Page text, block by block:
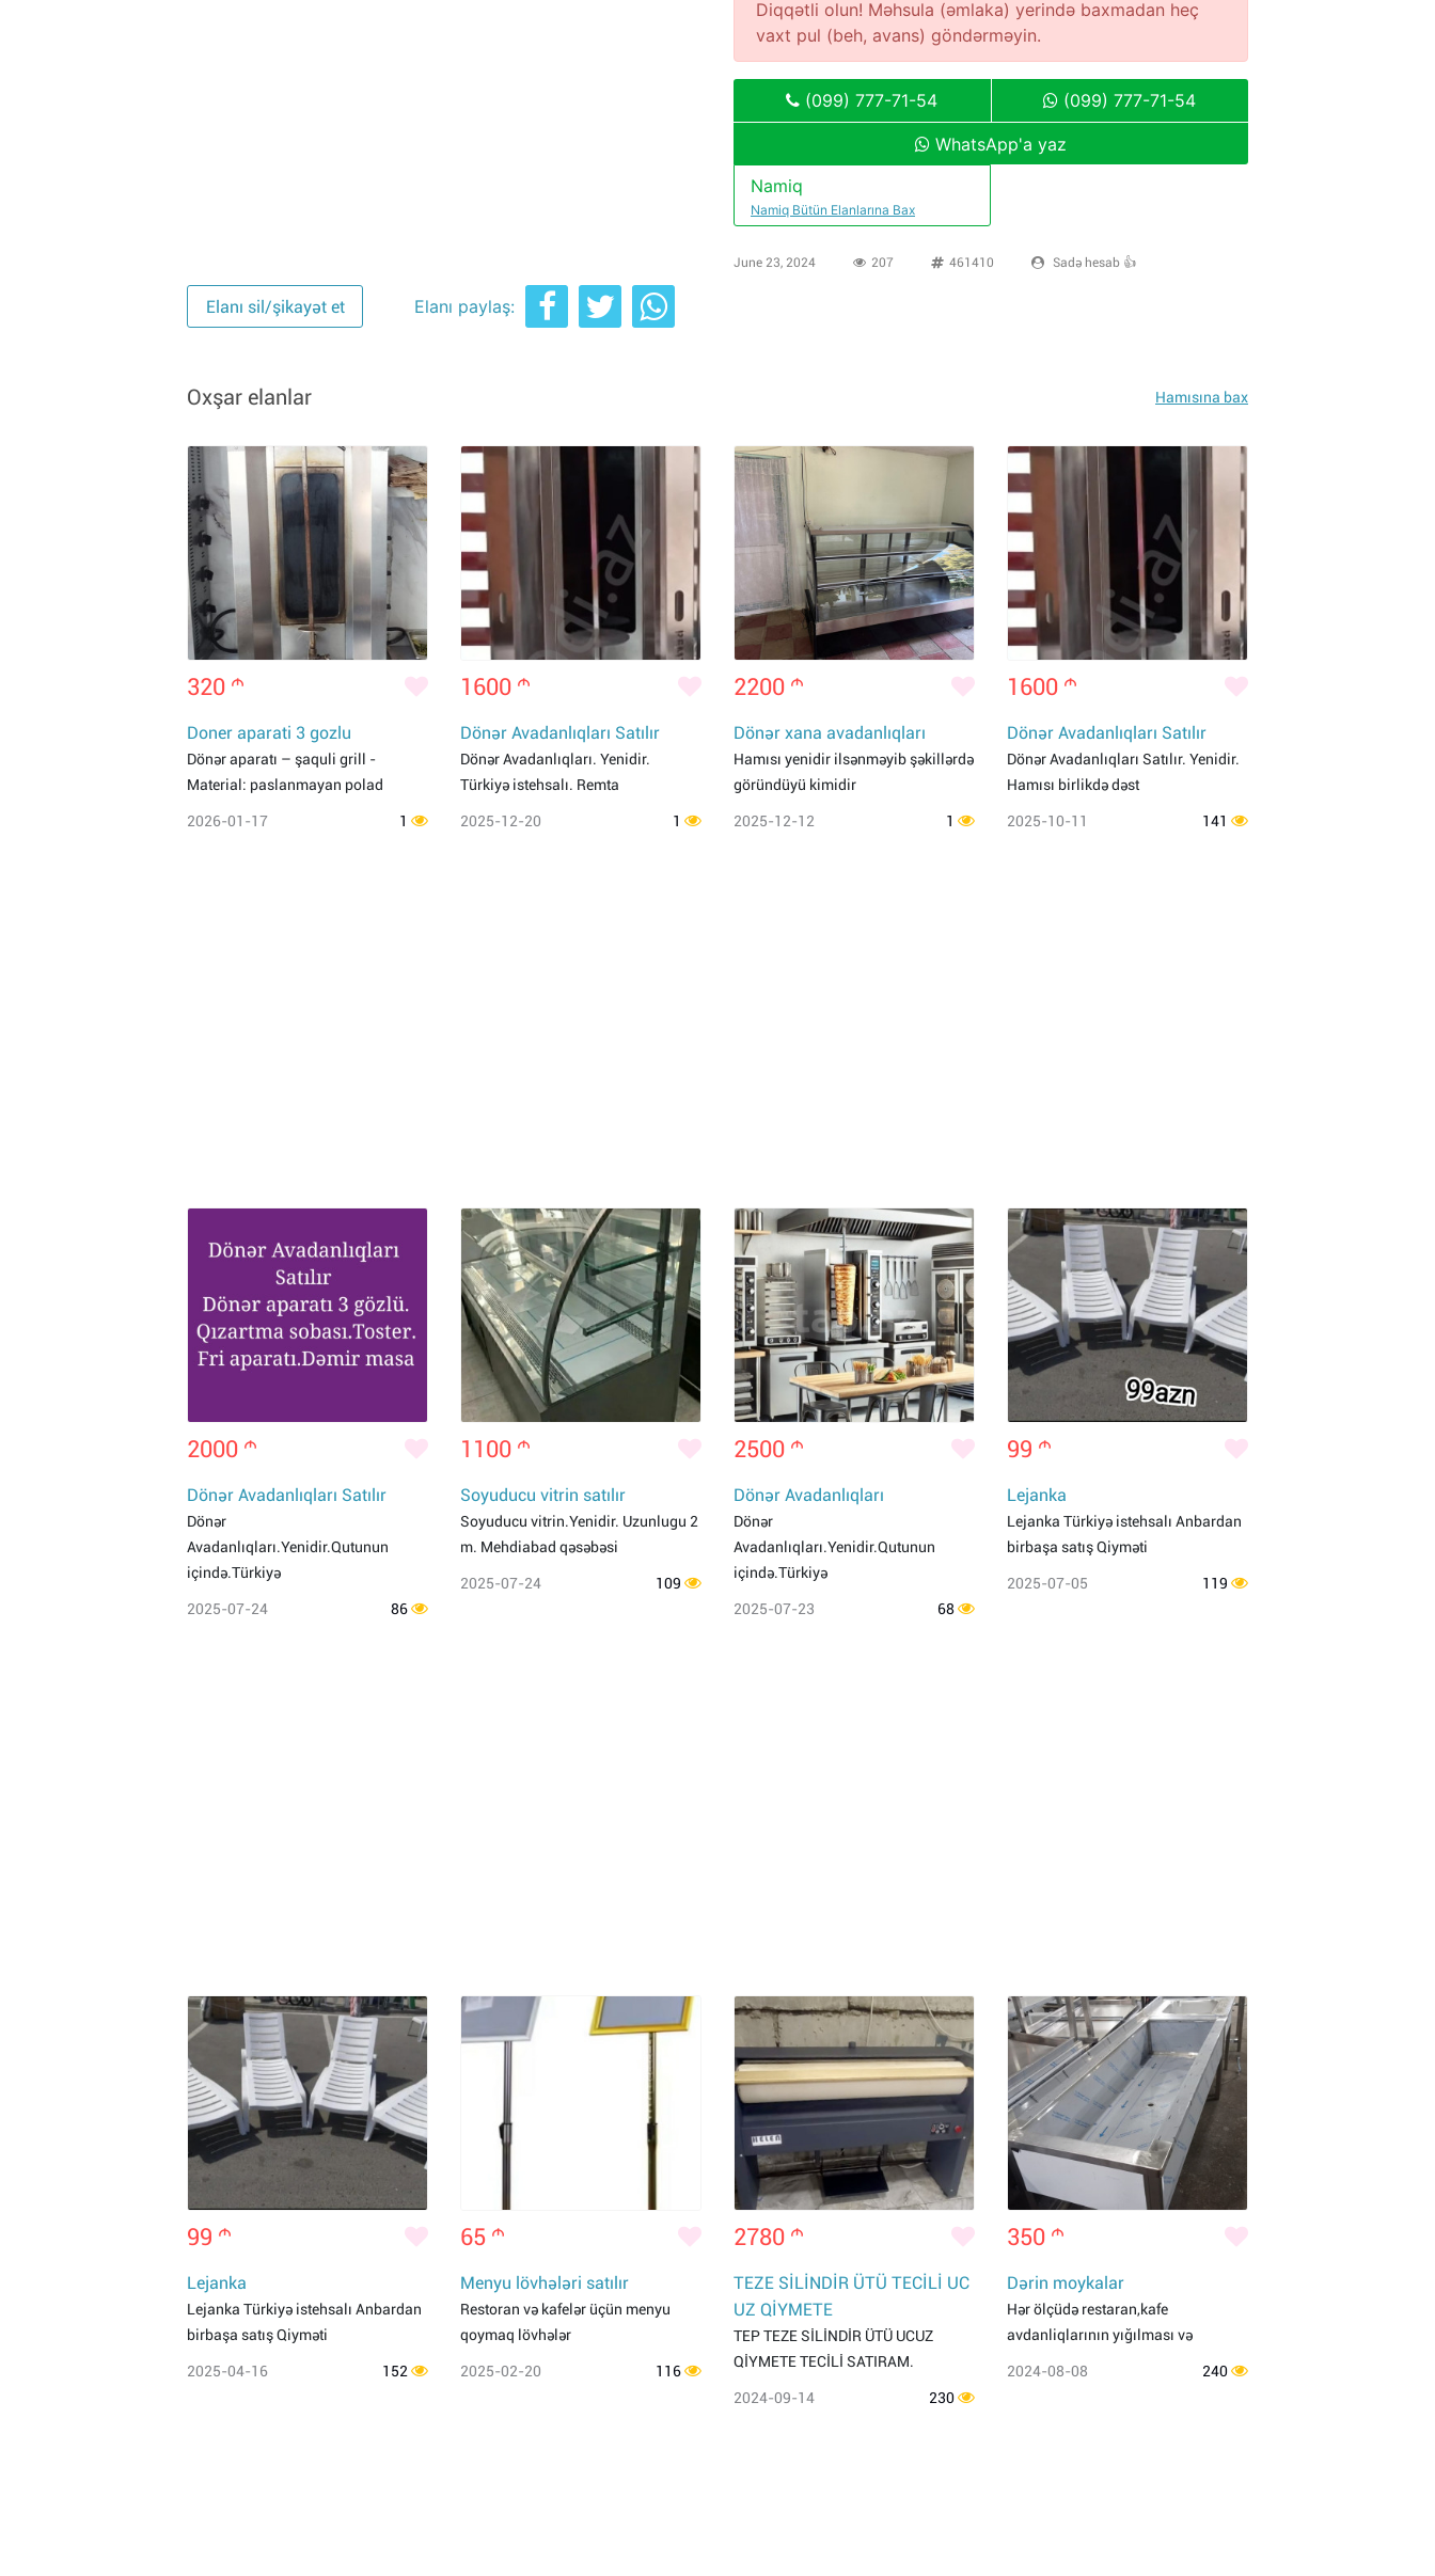
Diqqətli olun! Məhsula (əmlaka) yerində baxmadan heç
vaxt pul (beh, avans) göndərməyin.
(099) 777-71-54 (099) 777-71-54
WhatsApp'a yaz
Namiq
Namiq Bütün Elanlarına Bax
June 23, 2024 207 461410 Sadə hesab 👍
Elanı sil/şikayət et Elanı paylaş:
Oxşar elanlar Hamısına bax
320 m
Doner aparati 3 gozlu
Dönər aparatı – şaquli grill -
Material: paslanmayan polad
2026-01-17 1
1600 m
Dönər Avadanlıqları Satılır
Dönər Avadanlıqları. Yenidir.
Türkiyə istehsalı. Remta
2025-12-20 1
2200 m
Dönər xana avadanlıqları
Hamısı yenidir ilsənməyib şəkillərdə
göründüyü kimidir
2025-12-12 1
1600 m
Dönər Avadanlıqları Satılır
Dönər Avadanlıqları Satılır. Yenidir.
Hamısı birlikdə dəst
2025-10-11 141
2000 m
Dönər Avadanlıqları Satılır
Dönər
Avadanlıqları.Yenidir.Qutunun
içində.Türkiyə
2025-07-24 86
1100 m
Soyuducu vitrin satılır
Soyuducu vitrin.Yenidir. Uzunlugu 2
m. Mehdiabad qəsəbəsi
2025-07-24 109
2500 m
Dönər Avadanlıqları
Dönər
Avadanlıqları.Yenidir.Qutunun
içində.Türkiyə
2025-07-23 68
99 m
Lejanka
Lejanka Türkiyə istehsalı Anbardan
birbaşa satış Qiyməti
2025-07-05 119
99 m
Lejanka
Lejanka Türkiyə istehsalı Anbardan
birbaşa satış Qiyməti
2025-04-16 152
65 m
Menyu lövhələri satılır
Restoran və kafelər üçün menyu
qoymaq lövhələr
2025-02-20 116
2780 m
TEZE SİLİNDİR ÜTÜ TECİLİ UC
UZ QİYMETE
TEP TEZE SİLİNDİR ÜTÜ UCUZ
QİYMETE TECİLİ SATIRAM.
2024-09-14 230
350 m
Dərin moykalar
Hər ölçüdə restaran,kafe
avdanliqlarının yığılması və
2024-08-08 240